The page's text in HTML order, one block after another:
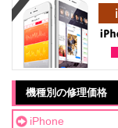
機種別の修理価格
iPhone